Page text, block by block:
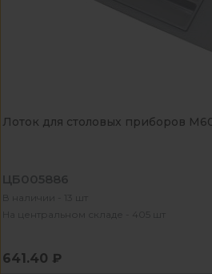
Лоток для столовых приборов
ЦБ005886
В наличии - 13 шт
На центральном складе - 405 шт
641.40 ₽